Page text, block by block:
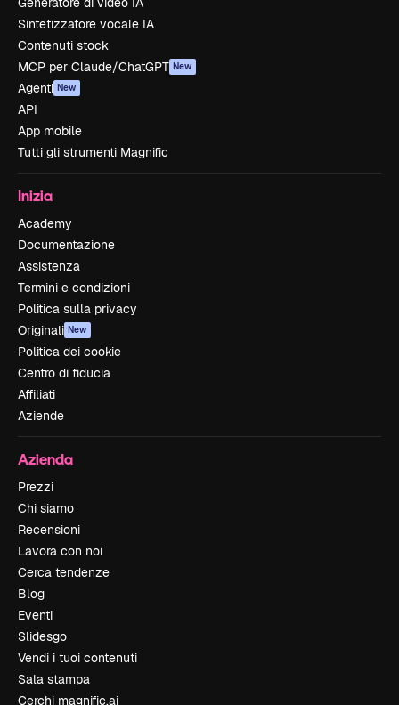
Sintetizzatore vocale IA
Contenuti stock
MCP per Claude/ChatGPT New
Agenti New
API
App mobile
Tutti gli strumenti Magnific
Inizia
Academy
Documentazione
Assistenza
Termini e condizioni
Politica sulla privacy
Originali New
Politica dei cookie
Centro di fiducia
Affiliati
Aziende
Azienda
Prezzi
Chi siamo
Recensioni
Lavora con noi
Cerca tendenze
Blog
Eventi
Slidesgo
Vendi i tuoi contenuti
Sala stampa
Cerchi magnific.ai